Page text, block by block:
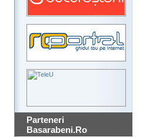
Parteneri
Basarabeni.Ro